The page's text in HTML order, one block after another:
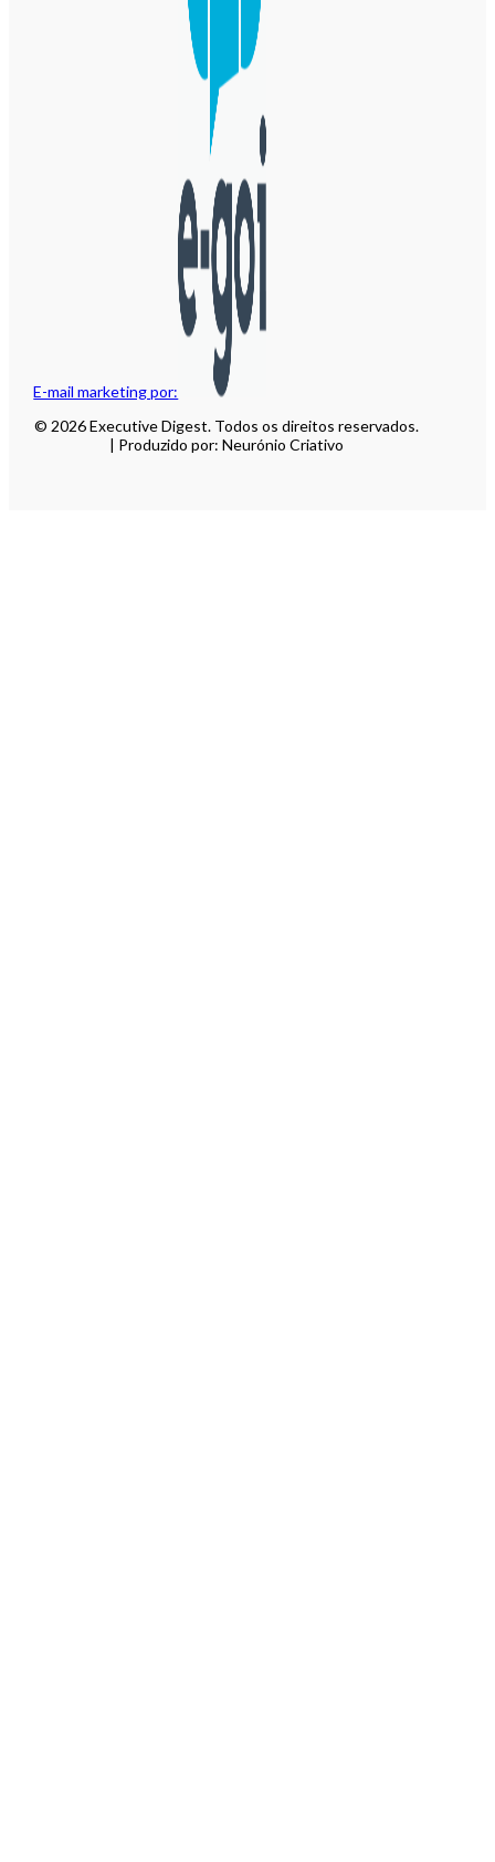
E-mail marketing por:
© 2026 Executive Digest. Todos os direitos reservados.
| Produzido por: Neurónio Criativo